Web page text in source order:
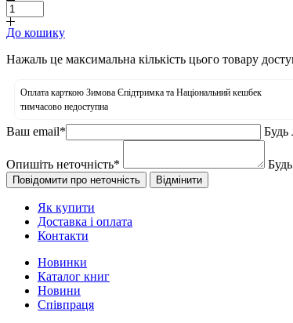
До кошику
Нажаль це максимальна кількість цього товару
Оплата карткою Зимова Єпідтримка та Національний кешбек
тимчасово недоступна
Ваш email* Будь
Опишіть неточність*
Як купити
Доставка і оплата
Контакти
Новинки
Каталог книг
Новини
Співпраця